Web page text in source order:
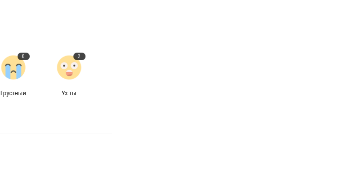
0
Грустный
2
Ух ты